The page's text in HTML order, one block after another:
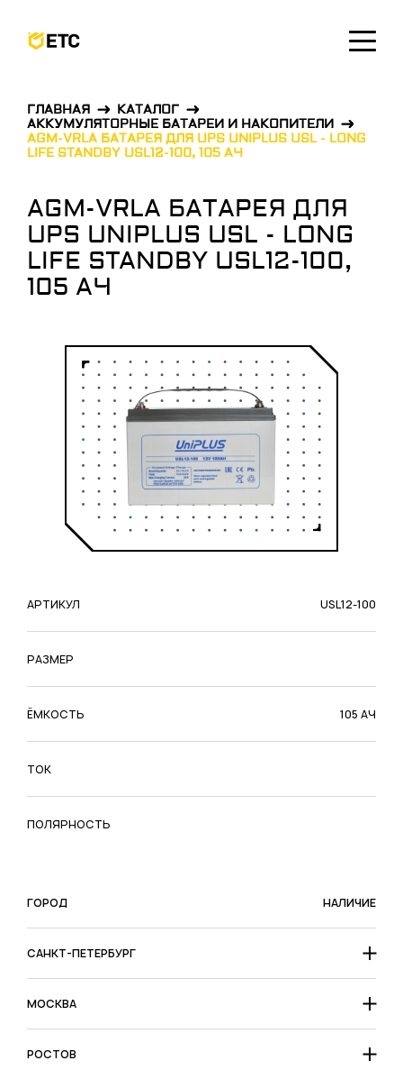
ГЛАВНАЯ
КАТАЛОГ
АККУМУЛЯТОРНЫЕ БАТАРЕИ И НАКОПИТЕЛИ
AGM-VRLA БАТАРЕЯ ДЛЯ UPS UNIPLUS USL - LONG
LIFE STANDBY USL12-100, 105 АЧ
AGM-VRLA БАТАРЕЯ ДЛЯ
UPS UNIPLUS USL - LONG
LIFE STANDBY USL12-100,
105 АЧ
АРТИКУЛ USL12-100
РАЗМЕР
ЁМКОСТЬ 105 АЧ
ТОК
ПОЛЯРНОСТЬ
ГОРОД НАЛИЧИЕ
САНКТ-ПЕТЕРБУРГ
МОСКВА
РОСТОВ